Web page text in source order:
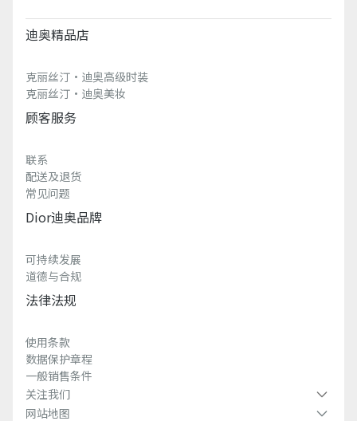
迪奥精品店
克丽丝汀·迪奥高级时装
克丽丝汀·迪奥美妆
顾客服务
联系
配送及退货
常见问题
Dior迪奥品牌
可持续发展
道德与合规
法律法规
使用条款
数据保护章程
一般销售条件
关注我们
网站地图